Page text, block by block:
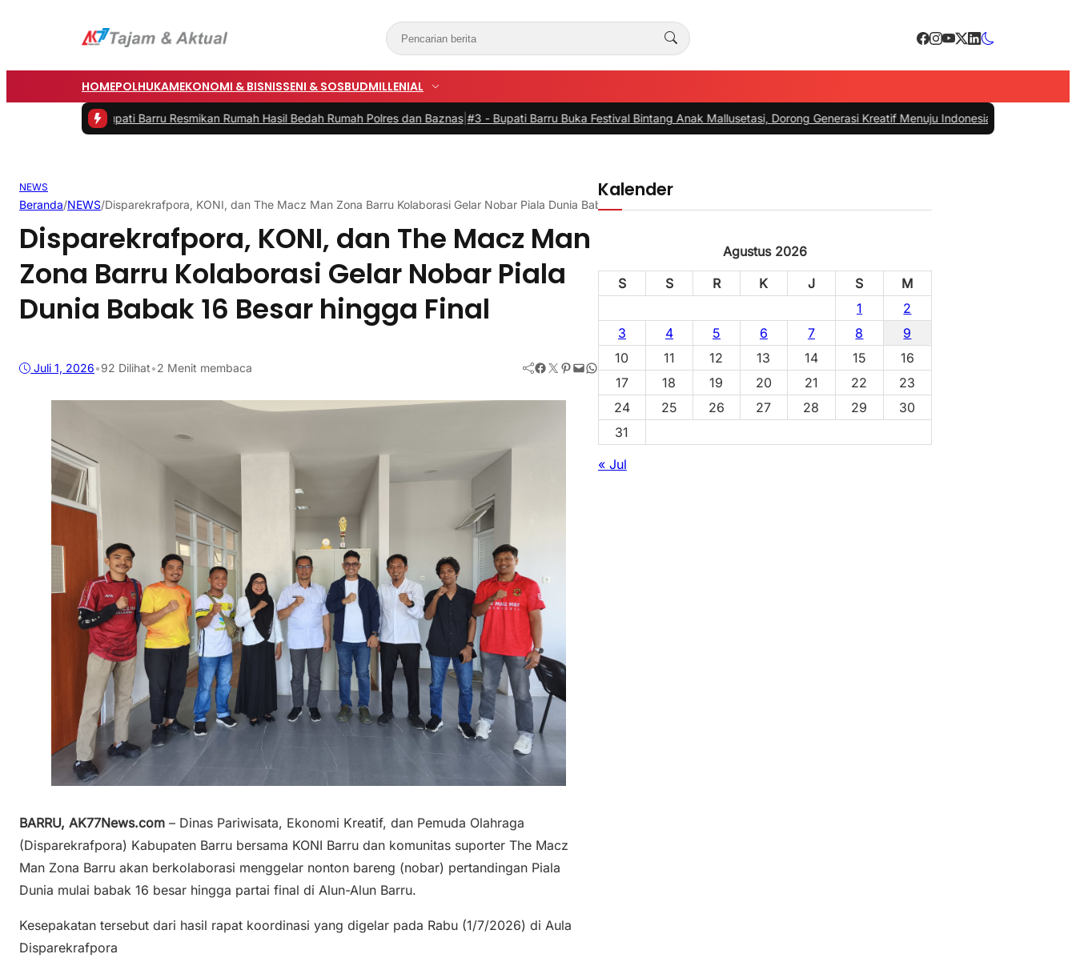
HOMEPOLHUKAMEKONOMI & BISNISSENI & SOSBUDMILLENIAL
Bupati Barru Resmikan Rumah Hasil Bedah Rumah Polres dan Baznas|#3 -Bupati Barru Buka Festival Bintang Anak Mallusetasi, Dorong Generasi Kreatif Menuju Indonesia Emas 2045|#4 -
NEWS
Beranda/NEWS/Disparekrafpora, KONI, dan The Macz Man Zona Barru Kolaborasi Gelar Nobar Piala Dunia Babak 16 Besar hingga Final
Disparekrafpora, KONI, dan The Macz Man
Zona Barru Kolaborasi Gelar Nobar Piala
Dunia Babak 16 Besar hingga Final
Juli 1, 2026•92 Dilihat•2 Menit membaca Facebook Twitter Pinterest Mail WhatsApp
BARRU, AK77News.com – Dinas Pariwisata, Ekonomi Kreatif, dan Pemuda Olahraga
(Disparekrafpora) Kabupaten Barru bersama KONI Barru dan komunitas suporter The Macz
Man Zona Barru akan berkolaborasi menggelar nonton bareng (nobar) pertandingan Piala
Dunia mulai babak 16 besar hingga partai final di Alun-Alun Barru.
Kesepakatan tersebut dari hasil rapat koordinasi yang digelar pada Rabu (1/7/2026) di Aula
Disparekrafpora
Kalender
Agustus 2026
S
S R K J S
M
1
2
3
4 5 6 7 8
9
10
11 12 13 14 15
16
17
18 19 20 21 22
23
24
25 26 27 28 29
30
31
« Jul